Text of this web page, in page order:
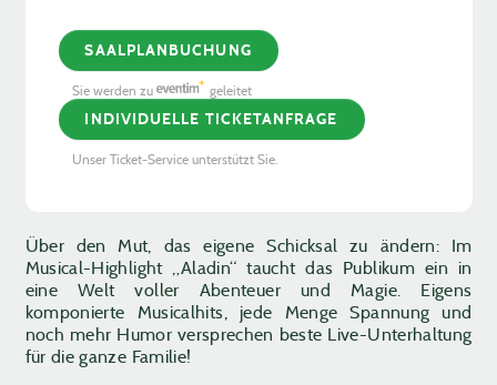
Über den Mut, das eigene Schicksal zu ändern: Im
Musical-Highlight „Aladin“ taucht das Publikum ein in
eine Welt voller Abenteuer und Magie. Eigens
komponierte Musicalhits, jede Menge Spannung und
noch mehr Humor versprechen beste Live-Unterhaltung
für die ganze Familie!
SAALPLANBUCHUNG
Sie werden zu geleitet
INDIVIDUELLE TICKETANFRAGE
Unser Ticket-Service unterstützt Sie.